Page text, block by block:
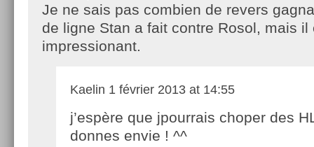
Je ne sais pas combien de revers
de ligne Stan a fait contre Rosol, mais il
impressionant.
Kaelin 1 février 2013 at 14:55
j’espère que jpourrais choper des
donnes envie ! ^^